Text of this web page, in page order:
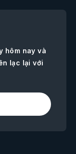
hôm nay và
lạc lại với